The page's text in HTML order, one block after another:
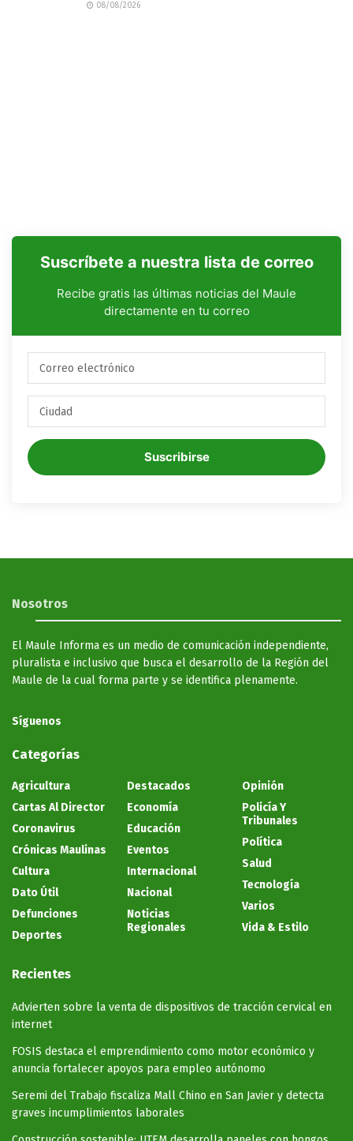
08/08/2026
Suscríbete a nuestra lista de correo
Recibe gratis las últimas noticias del Maule
directamente en tu correo
Suscribirse
Nosotros
El Maule Informa es un medio de comunicación independiente,
pluralista e inclusivo que busca el desarrollo de la Región del
Maule de la cual forma parte y se identifica plenamente.
Síguenos
Categorías
Agricultura
Cartas Al Director
Coronavirus
Crónicas Maulinas
Cultura
Dato Útil
Defunciones
Deportes
Destacados
Economía
Educación
Eventos
Internacional
Nacional
Noticias
Regionales
Opinión
Policía Y
Tribunales
Política
Salud
Tecnología
Varios
Vida & Estilo
Recientes
Advierten sobre la venta de dispositivos de tracción cervical en
internet
FOSIS destaca el emprendimiento como motor económico y
anuncia fortalecer apoyos para empleo autónomo
Seremi del Trabajo fiscaliza Mall Chino en San Javier y detecta
graves incumplimientos laborales